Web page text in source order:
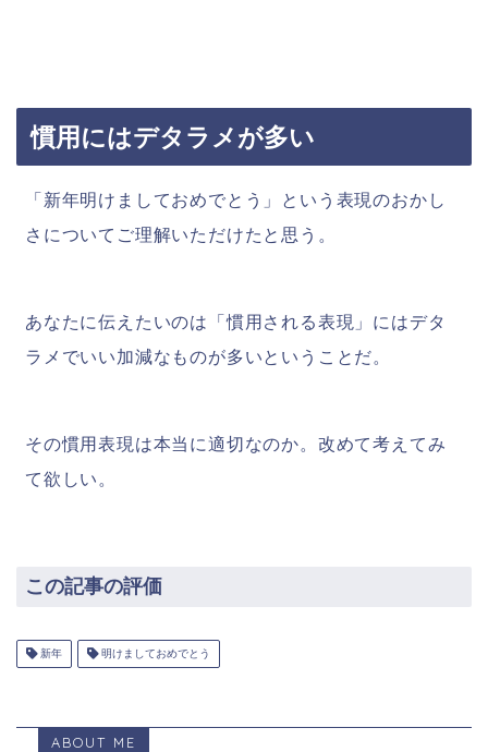
慣用にはデタラメが多い
「新年明けましておめでとう」という表現のおかし
さについてご理解いただけたと思う。
あなたに伝えたいのは「慣用される表現」にはデタ
ラメでいい加減なものが多いということだ。
その慣用表現は本当に適切なのか。改めて考えてみ
て欲しい。
この記事の評価
新年 明けましておめでとう
ABOUT ME